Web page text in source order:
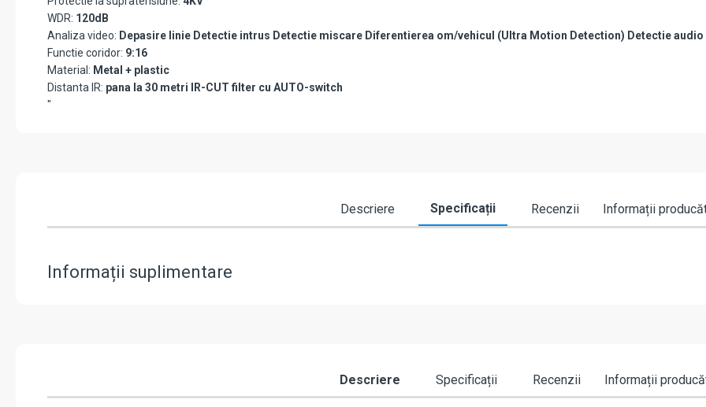
WDR: 120dB
Analiza video: Depasire linie Detectie intrus Detectie miscare Diferentierea om/vehicul (Ultra Motion Detection) Detectie audio
Functie coridor: 9:16
Material: Metal + plastic
Distanta IR: pana la 30 metri IR-CUT filter cu AUTO-switch
"
Descriere Specificații Recenzii Informații
Informații suplimentare
Descriere Specificații Recenzii Informații